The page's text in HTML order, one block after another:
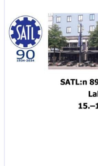
Liitto
myönsi
tunnustuksen
sähköajoneuvojen
latausjärjestelmien